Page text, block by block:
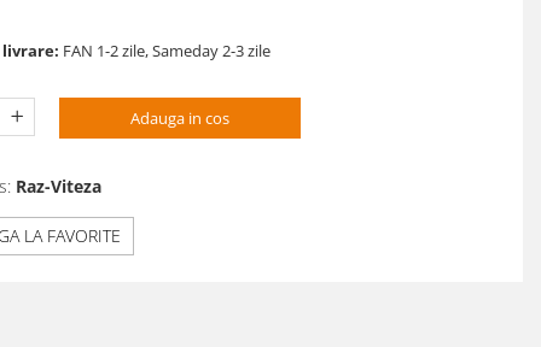
FAN 1-2 zile, Sameday 2-3 zile
Adauga in cos
Raz-Viteza
LA FAVORITE